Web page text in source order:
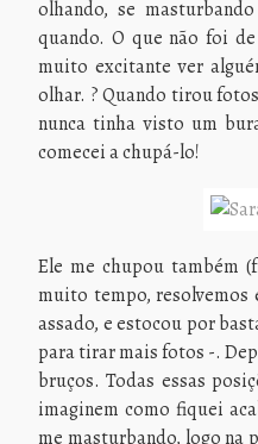
olhando, se
quando. O que não foi
muito excitante ver
olhar. ? Quando tirou
nunca tinha visto um
comecei a chupá-lo!
Ele me chupou também
muito tempo, resolvemos
assado, e estocou por
para tirar mais fotos -.
bruços. Todas essas
imaginem como fiquei
me masturbando, logo na